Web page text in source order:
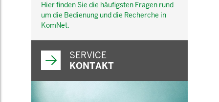
Hier finden Sie die häufigsten Fragen rund
um die Bedienung und die Recherche in
KomNet.
SERVICE
KONTAKT